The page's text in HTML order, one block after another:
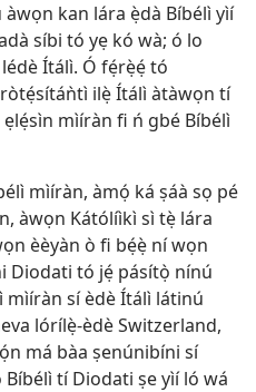
kan lára ẹ̀dà Bíbélì yìí
síbi tó yẹ kó wà; ó lo
Ítálì. Ó fẹ́rẹ̀ẹ́ tó
ilẹ̀ Ítálì àtàwọn tí
mìíràn fi ń gbé Bíbélì
mìíràn, àmọ́ ká ṣáà sọ pé
àwọn Kátólíìkì sì tẹ̀ lára
èèyàn ò fi bẹ́ẹ̀ ní wọn
Diodati tó jẹ́ pásítọ̀ nínú
mìíràn sí èdè Ítálì látinú
lórílẹ̀-èdè Switzerland,
má bàa ṣenúnibíni sí
tí Diodati ṣe yìí ló wá